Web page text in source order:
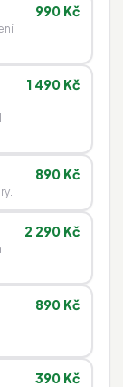
990 Kč
1 490 Kč
890 Kč
2 290 Kč
890 Kč
390 Kč